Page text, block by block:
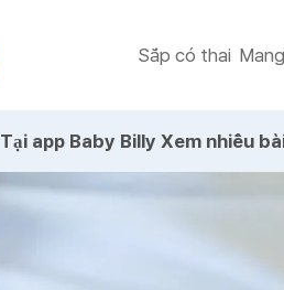
Sắp có thai
Tại app Baby Billy Xem nhiều